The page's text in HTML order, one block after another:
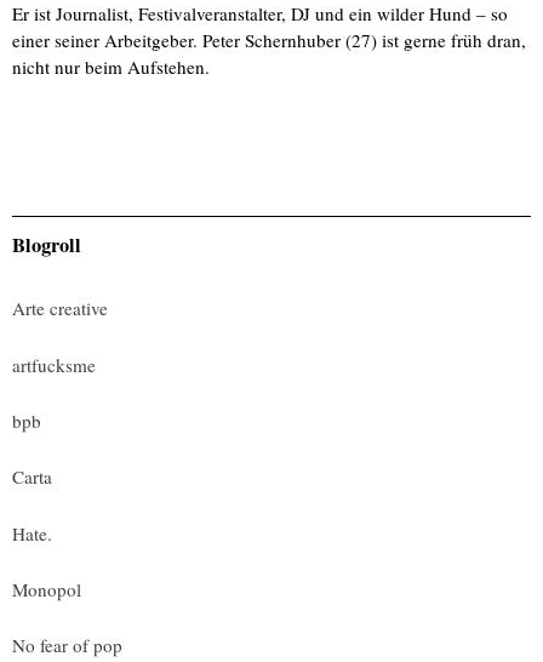
Er ist Journalist, Festivalveranstalter, DJ und ein wilder Hund – so
einer seiner Arbeitgeber. Peter Schernhuber (27) ist gerne früh dran,
nicht nur beim Aufstehen.
Blogroll
Arte creative
artfucksme
bpb
Carta
Hate.
Monopol
No fear of pop